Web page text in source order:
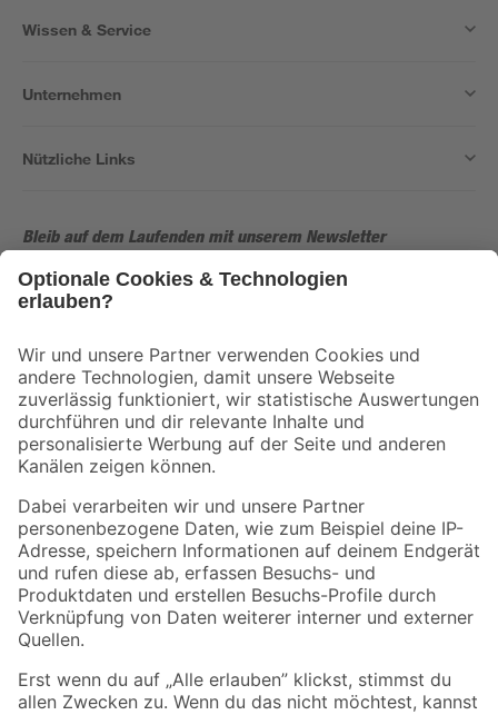
Wissen & Service
Unternehmen
Nützliche Links
Bleib auf dem Laufenden mit unserem Newsletter
Der toom Newsletter: Keine Angebote und Aktionen mehr verpassen!
Folge uns
Zahlungsarten Versandarten
Sicher einkaufen
Jetzt die toom-App herunterladen